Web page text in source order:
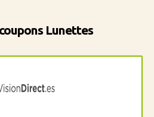
Lunettes